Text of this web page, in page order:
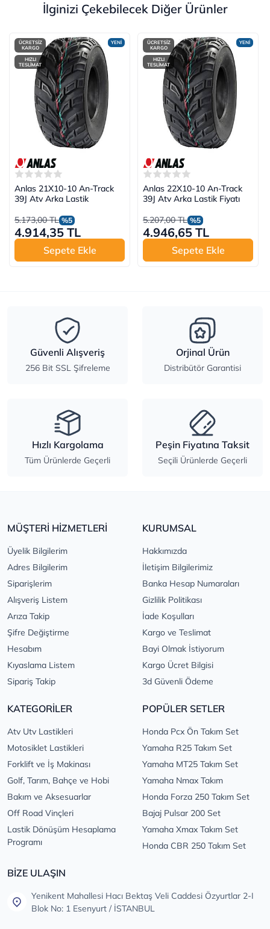
İlginizi Çekebilecek Diğer Ürünler
YENİ
ÜCRETSİZ
KARGO
HIZLI
TESLİMAT
Anlas 21X10-10 An-Track
39J Atv Arka Lastik
5.173,00 TL %5
4.914,35 TL
Sepete Ekle
YENİ
ÜCRETSİZ
KARGO
HIZLI
TESLİMAT
Anlas 22X10-10 An-Track
39J Atv Arka Lastik Fiyatı
5.207,00 TL %5
4.946,65 TL
Sepete Ekle
Güvenli Alışveriş
256 Bit SSL Şifreleme
Orjinal Ürün
Distribütör Garantisi
Hızlı Kargolama
Tüm Ürünlerde Geçerli
Peşin Fiyatına Taksit
Seçili Ürünlerde Geçerli
MÜŞTERİ HİZMETLERİ
Üyelik Bilgilerim
Adres Bilgilerim
Siparişlerim
Alışveriş Listem
Arıza Takip
Şifre Değiştirme
Hesabım
Kıyaslama Listem
Sipariş Takip
KURUMSAL
Hakkımızda
İletişim Bilgilerimiz
Banka Hesap Numaraları
Gizlilik Politikası
İade Koşulları
Kargo ve Teslimat
Bayi Olmak İstiyorum
Kargo Ücret Bilgisi
3d Güvenli Ödeme
KATEGORİLER
Atv Utv Lastikleri
Motosiklet Lastikleri
Forklift ve İş Makinası
Golf, Tarım, Bahçe ve Hobi
Bakım ve Aksesuarlar
Off Road Vinçleri
Lastik Dönüşüm Hesaplama
Programı
POPÜLER SETLER
Honda Pcx Ön Takım Set
Yamaha R25 Takım Set
Yamaha MT25 Takım Set
Yamaha Nmax Takım
Honda Forza 250 Takım Set
Bajaj Pulsar 200 Set
Yamaha Xmax Takım Set
Honda CBR 250 Takım Set
BİZE ULAŞIN
Yenikent Mahallesi Hacı Bektaş Veli Caddesi Özyurtlar 2-I
Blok No: 1 Esenyurt / İSTANBUL